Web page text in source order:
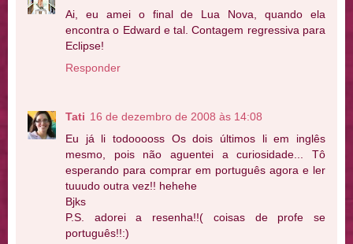
Ai, eu amei o final de Lua Nova, quando ela
encontra o Edward e tal. Contagem regressiva para
Eclipse!
Responder
Tati 16 de dezembro de 2008 às 14:08
Eu já li todooooss Os dois últimos li em inglês
mesmo, pois não aguentei a curiosidade... Tô
esperando para comprar em português agora e ler
tuuudo outra vez!! hehehe
Bjks
P.S. adorei a resenha!!( coisas de profe se
português!!:)